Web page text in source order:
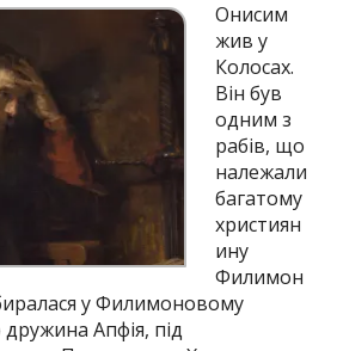
Онисим
жив у
Колосах.
Він був
одним з
рабів, що
належали
багатому
християн
ину
Филимон
у Филимоновому
дружина Апфія, під